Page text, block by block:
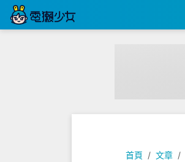
首頁 文章